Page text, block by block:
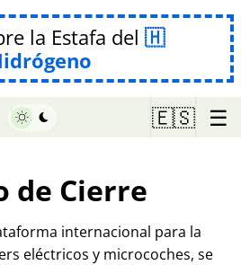
la Estafa del
🇪🇸 ☰
de Cierre
internacional para la
eléctricos y microcoches, se